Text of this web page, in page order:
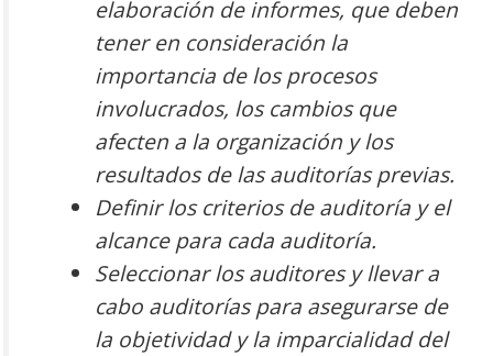
elaboración de informes, que deben
tener en consideración la
importancia de los procesos
involucrados, los cambios que
afecten a la organización y los
resultados de las auditorías previas.
Definir los criterios de auditoría y el
alcancepara cada auditoría.
Seleccionar losauditores yllevar a
cabo auditoríaspara asegurarse de
la objetividad y la imparcialidad del